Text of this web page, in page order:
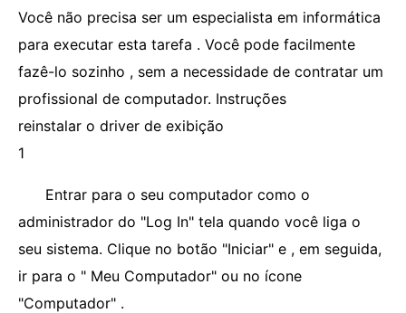
Você não precisa ser um especialista em informática
para executar esta tarefa . Você pode facilmente
fazê-lo sozinho , sem a necessidade de contratar um
profissional de computador. Instruções
reinstalar o driver de exibição
1
Entrar para o seu computador como o
administrador do "Log In" tela quando você liga o
seu sistema. Clique no botão "Iniciar" e , em seguida,
ir para o " Meu Computador" ou no ícone
"Computador" .